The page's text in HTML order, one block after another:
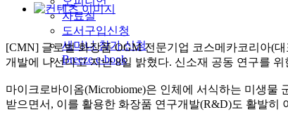
자료실
도서구입신청
세미나 참가 신청
Breeze e-book
[CMN] 글로벌 화장품 OGM 전문기업 코스메카코리아(
개발에 나선다고 지난 8일 밝혔다. 신소재 공동 연구를
마이크로바이옴(Microbiome)은 인체에 서식하는 미생
받으면서, 이를 활용한 화장품 연구개발(R&D)도 활발히